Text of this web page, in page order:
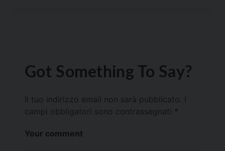
Got Something To Say?
Il tuo indirizzo email non sarà pubblicato.
campi obbligatori sono contrassegnati *
Your comment